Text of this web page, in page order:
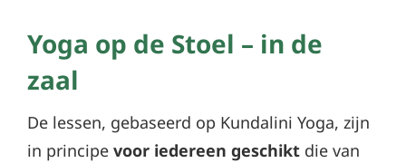
Yoga op de Stoel – in de
zaal
De lessen, gebaseerd op Kundalini Yoga, zijn
in principe voor iedereen geschikt die van